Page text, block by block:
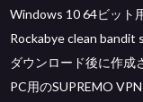
Windows 10 64ビット
Rockabye clean bandit
ダウンロード後に作成
PC用のSUPREMO